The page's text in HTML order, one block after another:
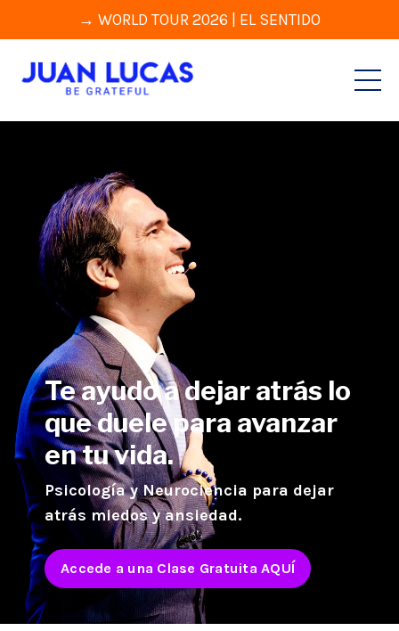
→ WORLD TOUR 2026 | EL SENTIDO
Te ayudoa dejar atrás lo
que duele para avanzar
en tu vida.
Psicologíay Neurociencia para dejar
atrás miedos y ansiedad.
Accede a una Clase Gratuita AQUÍ